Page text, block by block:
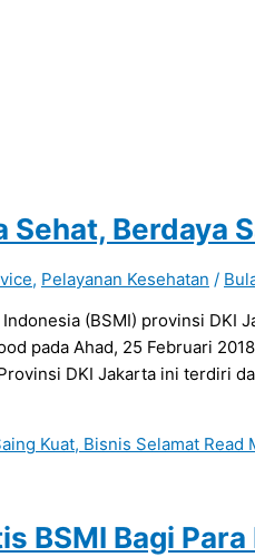
Sehat, Berdaya
, Pelayanan Kesehatan /
(BSMI) provinsi DKI
pada Ahad, 25 Februari
DKI Jakarta ini terdiri
Kuat, Bisnis Selamat Read
BSMI Bagi